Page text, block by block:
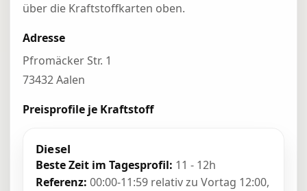
über die Kraftstoffkarten oben.
Adresse
Pfromäcker Str. 1
73432 Aalen
Preisprofile je Kraftstoff
Diesel
Beste Zeit im Tagesprofil: 11 - 12h
Referenz: 00:00-11:59 relativ zu Vortag 12:00,